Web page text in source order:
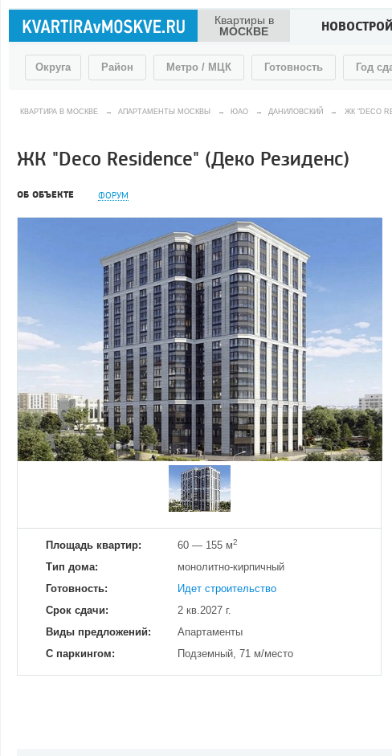
Квартиры в
МОСКВЕ
Округа Район Метро / МЦК Готовность Год
КВАРТИРА В МОСКВЕ → АПАРТАМЕНТЫ МОСКВЫ → ЮАО → ДАНИЛОВСКИЙ → ЖК "DECO
ЖК "Deco Residence" (Деко Резиденс)
ОБ ОБЪЕКТЕ ФОРУМ
Добавить фотографию Изменено: 27.07.2026 Просмотров 5788
Площадь квартир: 60 — 155 м2
Тип дома:
монолитно-кирпичный
Готовность:
Идет строительство
Срок сдачи:
2 кв.2027 г.
Виды предложений:
Апартаменты
С паркингом:
Подземный, 71 м/место